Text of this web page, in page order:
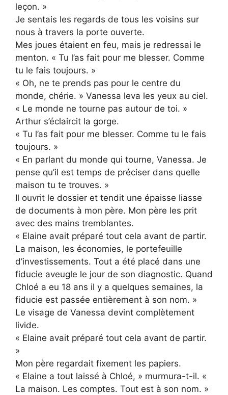
leçon. »
Je sentais les regards de tous les voisins sur
nous à travers la porte ouverte.
Mes joues étaient en feu, mais je redressai le
menton. « Tu l’as fait pour me blesser. Comme
tu le fais toujours. »
« Oh, ne te prends pas pour le centre du
monde, chérie. » Vanessa leva les yeux au ciel.
« Le monde ne tourne pas autour de toi. »
Arthur s’éclaircit la gorge.
« Tu l’as fait pour me blesser. Comme tu le fais
toujours. »
« En parlant du monde qui tourne, Vanessa. Je
pense qu’il est temps de préciser dans quelle
maison tu te trouves. »
Il ouvrit le dossier et tendit une épaisse liasse
de documents à mon père. Mon père les prit
avec des mains tremblantes.
« Elaine avait préparé tout cela avant de partir.
La maison, les économies, le portefeuille
d’investissements. Tout a été placé dans une
fiducie aveugle le jour de son diagnostic. Quand
Chloé a eu 18 ans il y a quelques semaines, la
fiducie est passée entièrement à son nom. »
Le visage de Vanessa devint complètement
livide.
« Elaine avait préparé tout cela avant de partir.
»
Mon père regardait fixement les papiers.
« Elaine a tout laissé à Chloé, » murmura-t-il. «
La maison. Les comptes. Tout est à son nom. »